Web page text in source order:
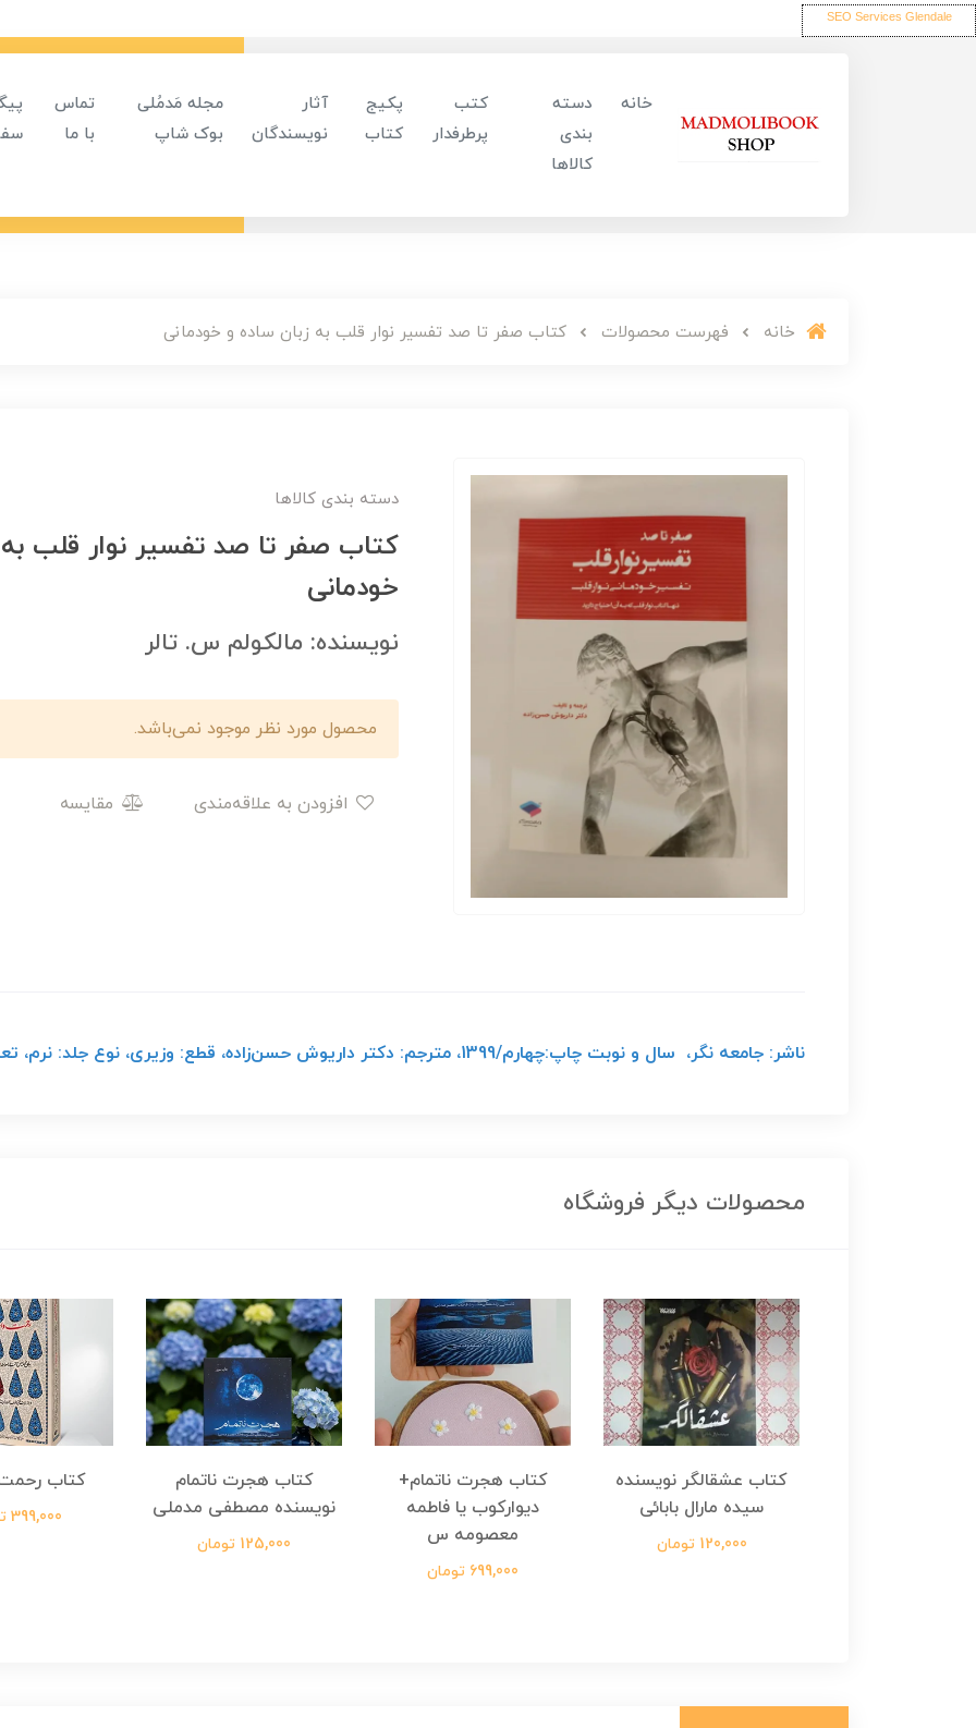
SEO Services Glendale
خانه
دسته
بندی
کالاها
کتب
پرطرفدار
پکیج
کتاب
آثار
نویسندگان
مجله مَدمُلی
بوک شاپ
تماس
با ما
خانه فهرست محصولات کتاب صفر تا صد تفسیر نوار قلب به زبان ساده و خودمانی
دسته بندی کالاها
کتاب صفر تا صد تفسیر نوار قلب
خودمانی
نویسنده: مالکولم س. تالر
محصول مورد نظر موجود نمی‌باشد.
مقایسه
ناشر: جامعه نگر، سال و نوبت چاپ:چهارم/1399، مترجم: دکتر داریوش حسن‌زاده، قطع: وزیری، نوع جلد: نرم، تعداد صفحات: 164
محصولات دیگر فروشگاه
کتاب عشقالگر نویسنده
سیده مارال بابائی
120,000 تومان
کتاب هجرت ناتمام+
دیوارکوب یا فاطمه
معصومه س
699,000 تومان
کتاب هجرت ناتمام
نویسنده مصطفی مدملی
125,000 تومان
کتاب
399,000 تومان